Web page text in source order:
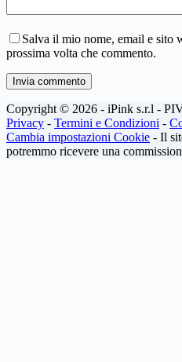
Salva il mio nome, email e sito
prossima volta che commento.
Invia commento
Copyright © 2026 - iPink s.r.l -
Privacy - Termini e Condizioni -
Cambia impostazioni Cookie - Il
potremmo ricevere una